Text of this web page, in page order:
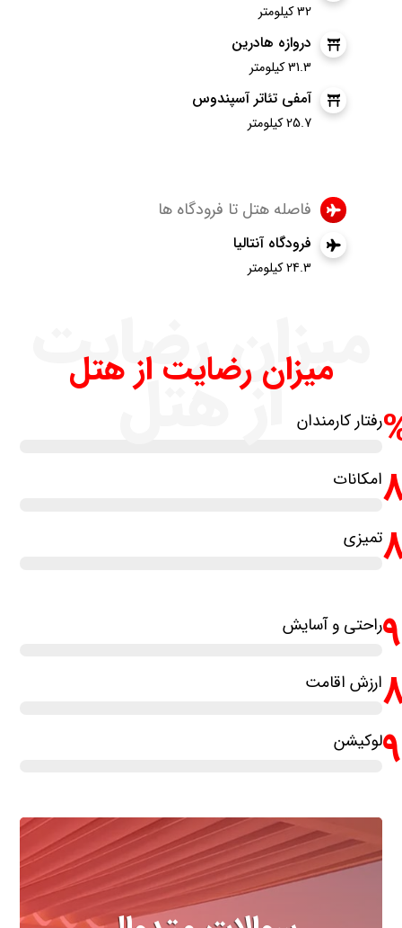
32 کیلومتر
دروازه هادرین
31.3 کیلومتر
آمفی تئاتر آسپندوس
25.7 کیلومتر
فاصله هتل تا فرودگاه ها
فرودگاه آنتالیا
24.3 کیلومتر
میزان رضایت
از هتل
میزان رضایت از هتل
رفتار کارمندان
امکانات
تمیزی
راحتی و آسایش
ارزش اقامت
لوکیشن